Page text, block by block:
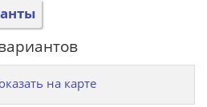
на карте